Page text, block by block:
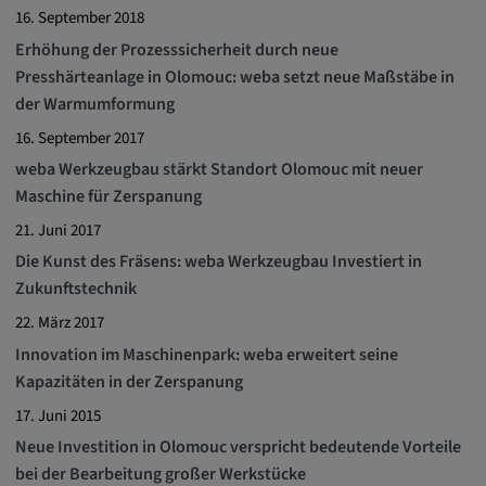
16. September 2018
Erhöhung der Prozesssicherheit durch neue
Presshärteanlage in Olomouc: weba setzt neue Maßstäbe in
der Warmumformung
16. September 2017
weba Werkzeugbau stärkt Standort Olomouc mit neuer
Maschine für Zerspanung
21. Juni 2017
Die Kunst des Fräsens: weba Werkzeugbau Investiert in
Zukunftstechnik
22. März 2017
Innovation im Maschinenpark: weba erweitert seine
Kapazitäten in der Zerspanung
17. Juni 2015
Neue Investition in Olomouc verspricht bedeutende Vorteile
bei der Bearbeitung großer Werkstücke
Zweck:
Diese Cookies werden genutzt, um das
Verhalten der Besucher auf der Website
Cookie Laufzeit:
13 Monate, 30 Minuten